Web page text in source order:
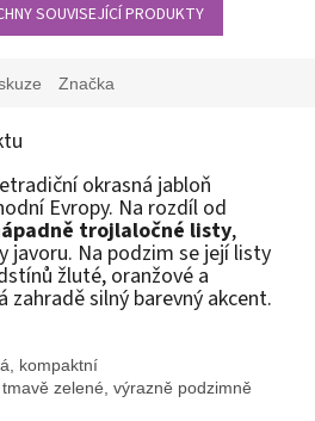
SOUVISEJÍCÍ PRODUKTY
Značka
okrasná jabloň
Evropy. Na rozdíl od
trojlaločné listy,
javoru. Na podzim se její listy
žluté, oranžové a
zahradě silný barevný akcent.
kompaktní
zelené, výrazně podzimně